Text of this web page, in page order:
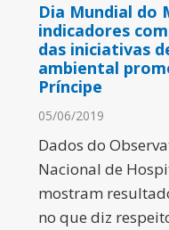
Dia Mundial do
indicadores
das iniciativas
ambiental
Príncipe
05/06/2019
Dados do
Nacional de
mostram
no que diz